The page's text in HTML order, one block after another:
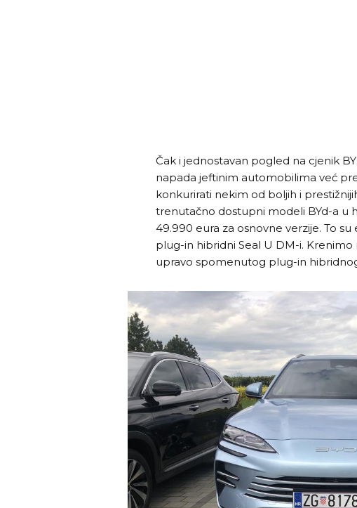
Čak i jednostavan pogled na cjenik
napada jeftinim automobilima već
konkurirati nekim od boljih i
trenutačno dostupni modeli BYd-a u
49.990 eura za osnovne verzije. To su
plug-in hibridni Seal U DM-i.
upravo spomenutog plug-in